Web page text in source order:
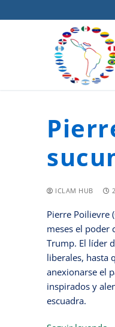
ICLAM HUB
Pierre Poilievre
meses el poder
Trump. El líder
liberales, hasta
anexionarse el
inspirados y
escuadra.